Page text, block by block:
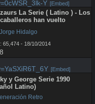
Y [Embed]
La Serie ( Latino ) - Los
han vuelto
Jorge Hidalgo
65,474 - 18/10/2014
[Embed]
y George Serie 1990
Latino)
Retro